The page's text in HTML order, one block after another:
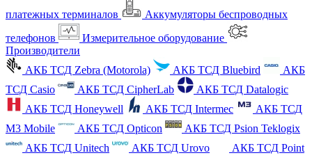
платежных терминалов
Аккумуляторы беспроводных
телефонов
Измерительное оборудование
Производители
АКБ ТСД Zebra (Motorola)
АКБ ТСД Bluebird
АКБ
ТСД Casio
АКБ ТСД CipherLab
АКБ ТСД Datalogic
АКБ ТСД Honeywell
АКБ ТСД Intermec
АКБ ТСД
M3 Mobile
АКБ ТСД Opticon
АКБ ТСД Psion Teklogix
АКБ ТСД Unitech
АКБ ТСД Urovo
АКБ ТСД Point